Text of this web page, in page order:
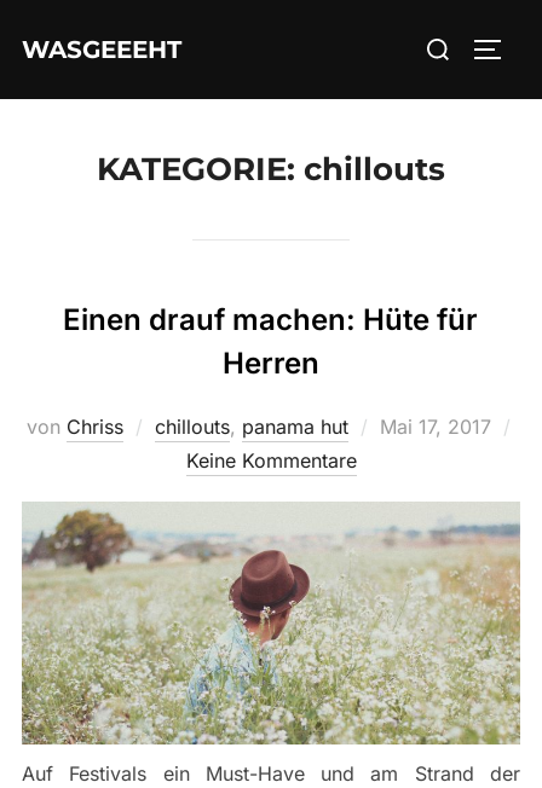
InhaltWASGEEEHT
Suchen
KATEGORIE: chillouts
Einen drauf machen: Hüte für
Herren
von Chriss chillouts, panama hut
Veröffentlicht
Mai 17, 2017
Keine Kommentare
Auf Festivals ein Must-Have und am Strand der